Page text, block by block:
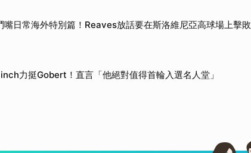
嘴日常海外特別篇！Reaves放話要在斯洛維尼亞高球場上擊敗
力挺Gobert！直言「他絕對值得首輪入選名人堂」